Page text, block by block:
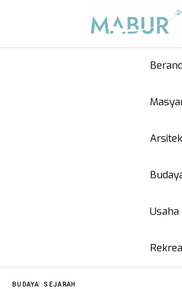
Usaha
BUDAYA SEJARAH